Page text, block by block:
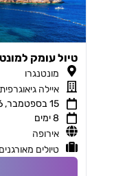
טיול עומק
מונטנגרו
איילה גיאוגרפית
15 בספטמבר, 2026
8 ימים
אירופה
טיולים מאורגנים